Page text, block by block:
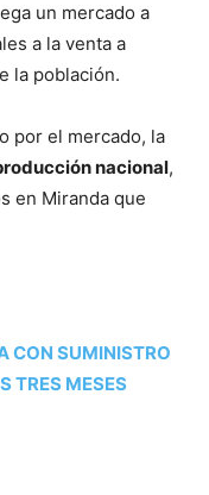
un mercado a
a la venta a
la población.
por el mercado, la
nacional,
en Miranda que
CON SUMINISTRO
TRES MESES